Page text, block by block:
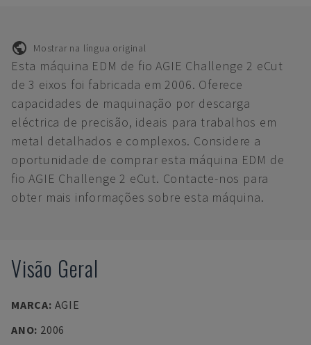
Mostrar na língua original
Esta máquina EDM de fio AGIE Challenge 2 eCut
de 3 eixos foi fabricada em 2006. Oferece
capacidades de maquinação por descarga
eléctrica de precisão, ideais para trabalhos em
metal detalhados e complexos. Considere a
oportunidade de comprar esta máquina EDM de
fio AGIE Challenge 2 eCut. Contacte-nos para
obter mais informações sobre esta máquina.
Visão Geral
MARCA: AGIE
ANO: 2006